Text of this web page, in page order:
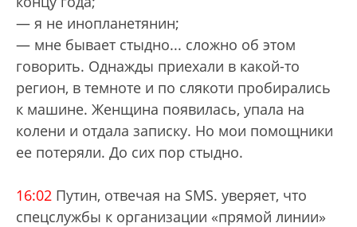
— я не инопланетянин;
— мне бывает стыдно... сложно об этом
говорить. Однажды приехали в какой-то
регион, в темноте и по слякоти пробирались
к машине. Женщина появилась, упала на
колени и отдала записку. Но мои помощники
ее потеряли. До сих пор стыдно.
16:02 Путин, отвечая на SMS. уверяет, что
спецслужбы к организации «прямой линии»